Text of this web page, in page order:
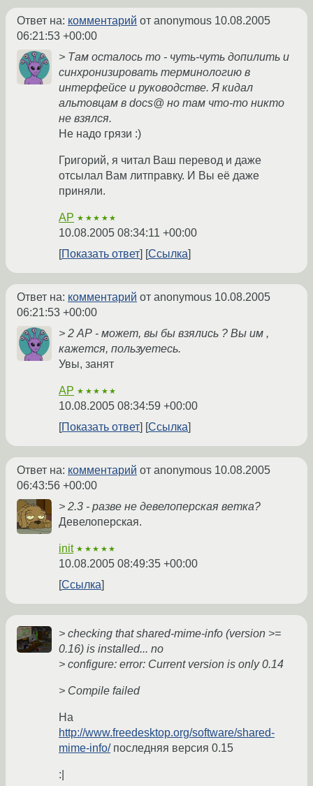
Ответ на: комментарий от anonymous 10.08.2005
06:21:53 +00:00
> Там осталось то - чуть-чуть допилить и
синхронизировать терминологию в
интерфейсе и руководстве. Я кидал
альтовцам в docs@ но там что-то никто
не взялся.
Не надо грязи :)
Григорий, я читал Ваш перевод и даже
отсылал Вам литправку. И Вы её даже
приняли.
AP ★★★★★
10.08.2005 08:34:11 +00:00
Показать ответ
Ссылка
Ответ на: комментарий от anonymous 10.08.2005
06:21:53 +00:00
> 2 АР - может, вы бы взялись ? Вы им ,
кажется, пользуетесь.
Увы, занят
AP ★★★★★
10.08.2005 08:34:59 +00:00
Показать ответ
Ссылка
Ответ на: комментарий от anonymous 10.08.2005
06:43:56 +00:00
> 2.3 - разве не девелоперская ветка?
Девелоперская.
init ★★★★★
10.08.2005 08:49:35 +00:00
Ссылка
> checking that shared-mime-info (version >=
0.16) is installed... no
> configure: error: Current version is only 0.14
> Compile failed
На
http://www.freedesktop.org/software/shared-
mime-info/последняя версия 0.15
:|